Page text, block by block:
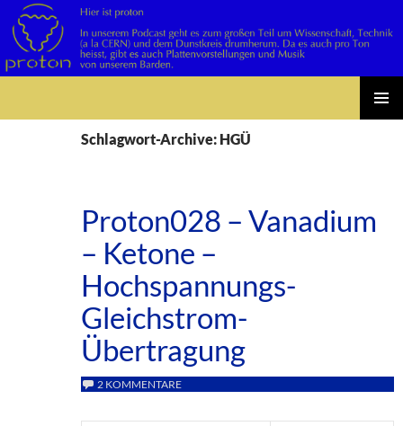
Schlagwort-Archive: HGÜ
Proton028 – Vanadium
– Ketone –
Hochspannungs-
Gleichstrom-
Übertragung
2 KOMMENTARE